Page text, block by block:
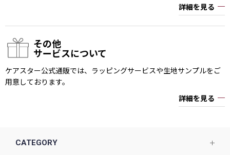
詳細を見る
その他
サービスについて
ケアスター公式通販では、ラッピングサービスや生地サンプルをご
用意しております。
詳細を見る
CATEGORY